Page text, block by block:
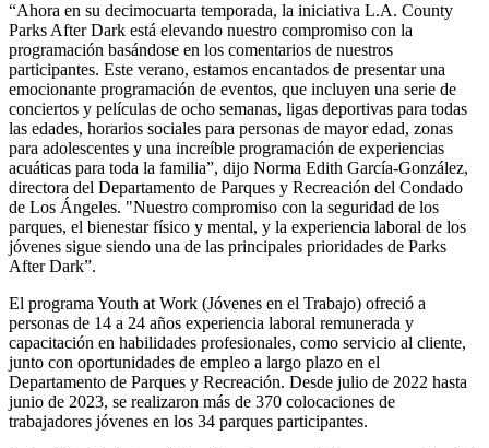
“Ahora en su decimocuarta temporada, la iniciativa L.A. County
Parks After Dark está elevando nuestro compromiso con la
programación basándose en los comentarios de nuestros
participantes. Este verano, estamos encantados de presentar una
emocionante programación de eventos, que incluyen una serie de
conciertos y películas de ocho semanas, ligas deportivas para todas
las edades, horarios sociales para personas de mayor edad, zonas
para adolescentes y una increíble programación de experiencias
acuáticas para toda la familia”, dijo Norma Edith García-González,
directora del Departamento de Parques y Recreación del Condado
de Los Ángeles. "Nuestro compromiso con la seguridad de los
parques, el bienestar físico y mental, y la experiencia laboral de los
jóvenes sigue siendo una de las principales prioridades de Parks
After Dark”.
El programa Youth at Work (Jóvenes en el Trabajo) ofreció a
personas de 14 a 24 años experiencia laboral remunerada y
capacitación en habilidades profesionales, como servicio al cliente,
junto con oportunidades de empleo a largo plazo en el
Departamento de Parques y Recreación. Desde julio de 2022 hasta
junio de 2023, se realizaron más de 370 colocaciones de
trabajadores jóvenes en los 34 parques participantes.